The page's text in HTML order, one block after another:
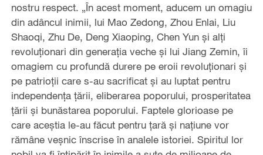
nostru respect. „În acest moment, aducem un omagiu
din adâncul inimii, lui Mao Zedong, Zhou Enlai, Liu
Shaoqi, Zhu De, Deng Xiaoping, Chen Yun și alți
revoluționari din generația veche și lui Jiang Zemin, îi
omagiem cu profundă durere pe eroii revoluționari și
pe patrioții care s-au sacrificat și au luptat pentru
independența țării, eliberarea poporului, prosperitatea
țării și bunăstarea poporului. Faptele glorioase pe
care aceștia le-au făcut pentru țară și națiune vor
rămâne veșnic înscrise în analele istoriei. Spiritul lor